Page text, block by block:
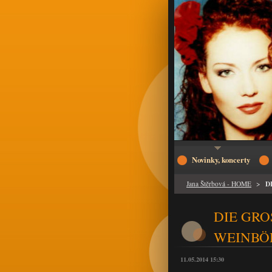
Jana Štěrbová - HOME >
DIE
11.05.2014 15:30
Novinky, koncerty